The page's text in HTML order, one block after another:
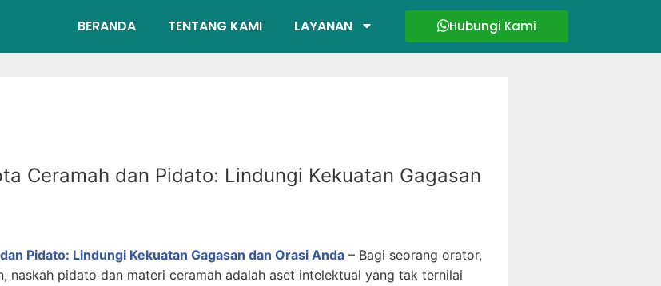
BERANDA TENTANG KAMI LAYANAN Hubungi Kami
Ceramah dan Pidato: Lindungi Kekuatan Gagasan
Pidato: Lindungi Kekuatan Gagasan dan Orasi Anda – Bagi seorang orator,
naskah pidato dan materi ceramah adalah aset intelektual yang tak ternilai